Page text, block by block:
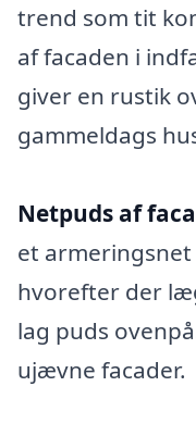
trend som tit
af facaden i
giver en rustik
gammeldags
Netpuds af
et armeringsnet
hvorefter der
lag puds
ujævne facader.